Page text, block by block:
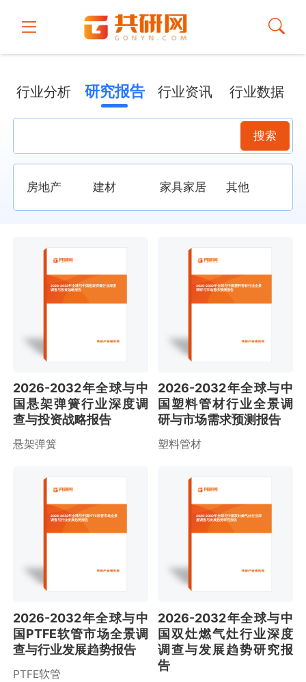
行业分析 研究报告 行业资讯 行业数据
搜索
房地产 建材 家具家居 其他
2026-2032年全球与中国悬架弹簧行业深度
调查与投资战略报告
2026-2032年全球与中
国悬架弹簧行业深度调
查与投资战略报告
悬架弹簧
2026-2032年全球与中国塑料管材行业全景
调研与市场需求预测报告
2026-2032年全球与中
国塑料管材行业全景调
研与市场需求预测报告
塑料管材
2026-2032年全球与中国PTFE软管市场全景
调查与行业发展趋势报告
2026-2032年全球与中
国PTFE软管市场全景调
查与行业发展趋势报告
PTFE软管
2026-2032年全球与中国双灶燃气灶行业深
度调查与发展趋势研究报告
2026-2032年全球与中
国双灶燃气灶行业深度
调查与发展趋势研究报
告